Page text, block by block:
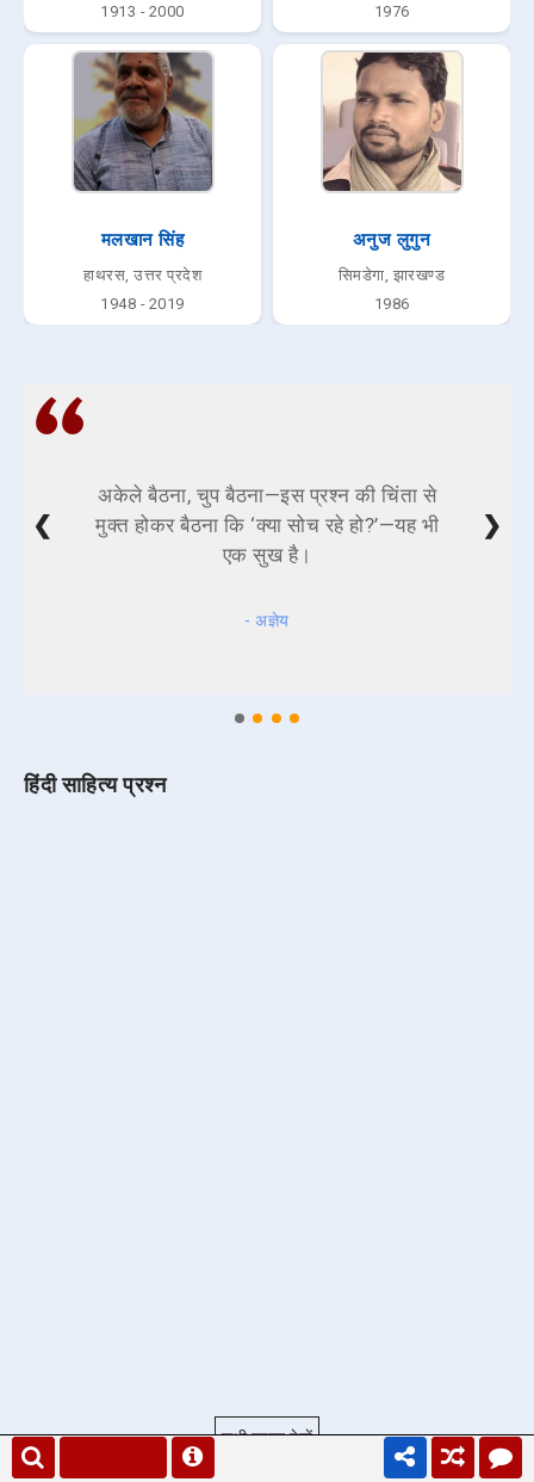
1913 - 2000
1976
मलखान सिंह
हाथरस, उत्तर प्रदेश
1948 - 2019
अनुज लुगुन
सिमडेगा, झारखण्ड
1986
अकेले बैठना, चुप बैठना—इस प्रश्न की चिंता से
मुक्त होकर बैठना कि ‘क्या सोच रहे हो?’—यह भी
एक सुख है।
- अज्ञेय
❮ ❯
हिंदी साहित्य प्रश्न
सभी प्रश्न देखें